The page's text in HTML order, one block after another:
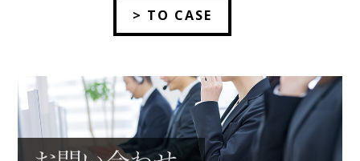
> TO CASE